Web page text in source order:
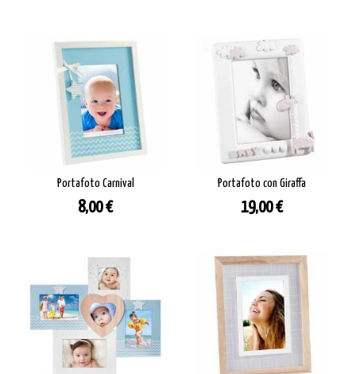
Portafoto Carnival
Prezzo
8,00 €
Portafoto con Giraffa
Prezzo
19,00 €